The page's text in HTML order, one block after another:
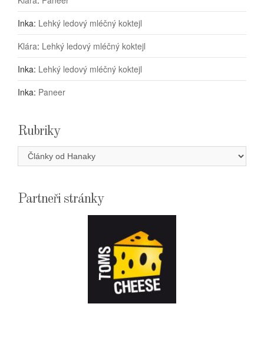
Inka: Lehký ledový mléčný koktejl
Klára: Lehký ledový mléčný koktejl
Inka: Lehký ledový mléčný koktejl
Inka: Paneer
Rubriky
Rubriky
Partneři stránky